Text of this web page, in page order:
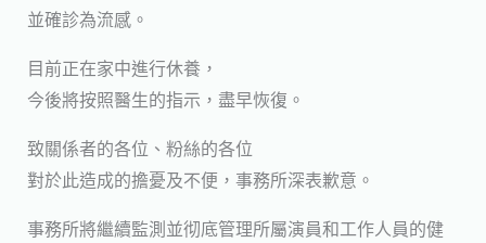
並確診為流感。
目前正在家中進行休養，
今後將按照醫生的指示，盡早恢復。
致關係者的各位、粉絲的各位
對於此造成的擔憂及不便，事務所深表歉意。
事務所將繼續監測並彻底管理所屬演員和工作人員的健